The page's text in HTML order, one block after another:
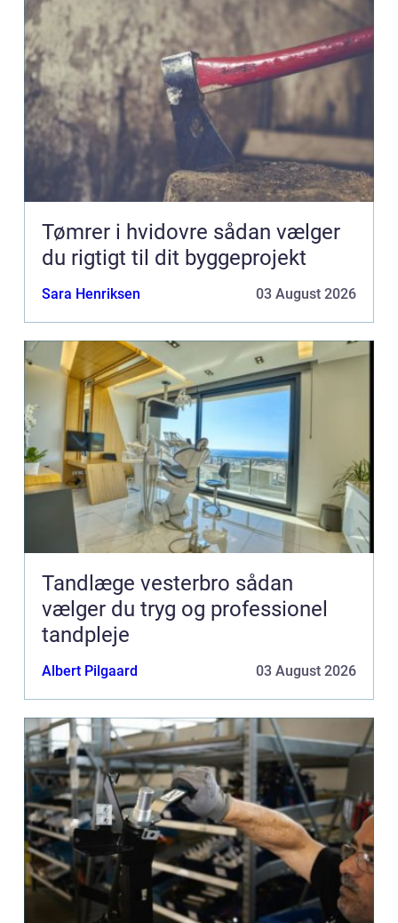
Tømrer i hvidovre sådan vælger
du rigtigt til dit byggeprojekt
Sara Henriksen 03 August 2026
Tandlæge vesterbro sådan
vælger du tryg og professionel
tandpleje
Albert Pilgaard 03 August 2026